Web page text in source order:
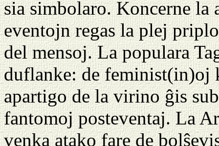
sia simbolaro. Koncerne
eventojn regas la plej
del mensoj. La populara
duflanke: de feminist(in)oj
apartigo de la virino ĝis
fantomoj posteventaj. La
venka atako fare de